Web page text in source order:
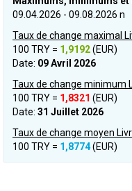
09.04.2026 - 09.08.2026 n
Taux de change maximal
100 TRY = 1,9192(EUR)
Date: 09 Avril 2026
Taux de change minimum
100 TRY = 1,8321 (EUR)
Date: 31 Juillet 2026
Taux de change moyen
100 TRY = 1,8774(EUR)